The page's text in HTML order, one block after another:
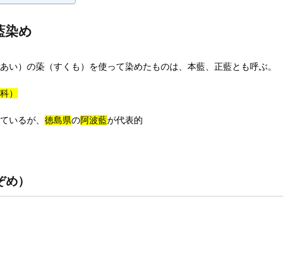
め
い）の蒅（すくも）を使って染めたものは、本藍、正藍とも呼ぶ。
）
いるが、 徳島県の阿波藍が代表的
）